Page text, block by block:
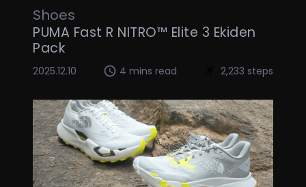
Shoes
PUMA Fast R NITRO™ Elite 3 Ekiden
Pack
2025.12.10 4 mins read 2,233 steps